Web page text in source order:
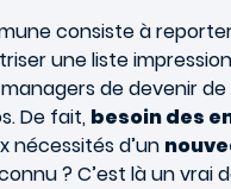
consiste à
une liste
de devenir
De fait, besoin des
nécessités d’un
? C’est là un